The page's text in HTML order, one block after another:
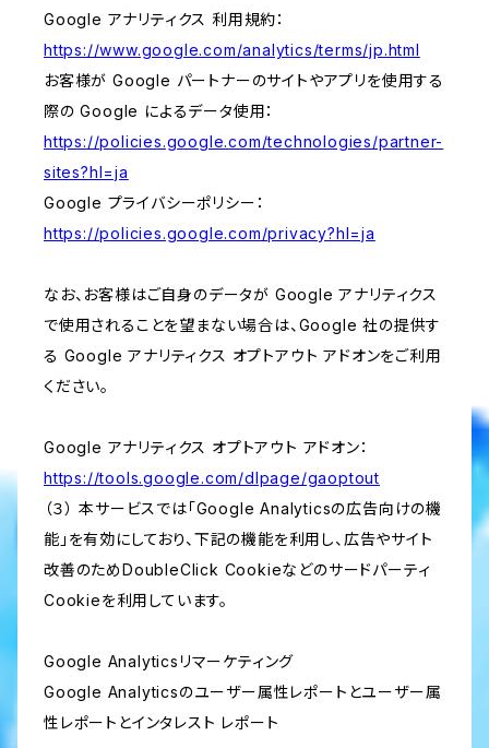
Google アナリティクス 利用規約：
https://www.google.com/analytics/terms/jp.html
お客様が Google パートナーのサイトやアプリを使用する
際の Google によるデータ使用：
https://policies.google.com/technologies/partner-
sites?hl=ja
Google プライバシーポリシー：
https://policies.google.com/privacy?hl=ja
なお、お客様はご自身のデータが Google アナリティクス
で使用されることを望まない場合は、Google 社の提供す
る Google アナリティクス オプトアウト アドオンをご利用
ください。
Google アナリティクス オプトアウト アドオン：
https://tools.google.com/dlpage/gaoptout
（３） 本サービスでは「Google Analyticsの広告向けの機
能」を有効にしており、下記の機能を利用し、広告やサイト
改善のためDoubleClick Cookieなどのサードパーティ
Cookieを利用しています。
Google Analyticsリマーケティング
Google Analyticsのユーザー属性レポートとユーザー属
性レポートとインタレスト レポート